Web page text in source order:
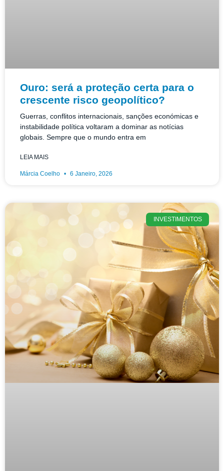
Ouro: será a proteção certa para o
crescente risco geopolítico?
Guerras, conflitos internacionais, sanções económicas e
instabilidade política voltaram a dominar as notícias
globais. Sempre que o mundo entra em
LEIA MAIS
Márcia Coelho 6 Janeiro, 2026
INVESTIMENTOS